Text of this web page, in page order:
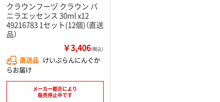
クラウンフーヅ クラウン バ
ニラエッセンス 30ml x12
49216783 1セット(12個)（直送
品）
￥3,406（税込）
直送品 けいぷらんにんぐか
らお届け
メーカー都合により
販売停止中です